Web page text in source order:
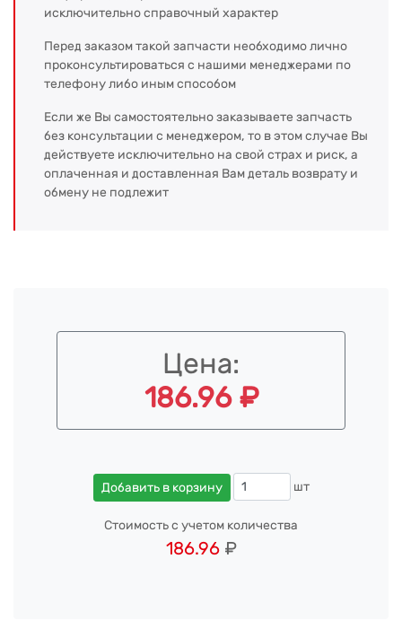
исключительно справочный характер
Перед заказом такой запчасти необходимо лично
проконсультироваться с нашими менеджерами по
телефону либо иным способом
Если же Вы самостоятельно заказываете запчасть
без консультации с менеджером, то в этом случае Вы
действуете исключительно на свой страх и риск, а
оплаченная и доставленная Вам деталь возврату и
обмену не подлежит
Цена:
186.96 ₽
Добавить в корзину шт
Стоимость с учетом количества
186.96₽